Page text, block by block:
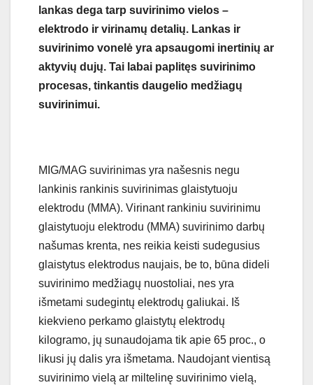
lankas dega tarp suvirinimo vielos –
elektrodo ir virinamų detalių. Lankas ir
suvirinimo vonelė yra apsaugomi inertinių ar
aktyvių dujų. Tai labai paplitęs suvirinimo
procesas, tinkantis daugelio medžiagų
suvirinimui.
MIG/MAG suvirinimas yra našesnis negu
lankinis rankinis suvirinimas glaistytuoju
elektrodu (MMA). Virinant rankiniu suvirinimu
glaistytuoju elektrodu (MMA) suvirinimo darbų
našumas krenta, nes reikia keisti sudegusius
glaistytus elektrodus naujais, be to, būna dideli
suvirinimo medžiagų nuostoliai, nes yra
išmetami sudegintų elektrodų galiukai. Iš
kiekvieno perkamo glaistytų elektrodų
kilogramo, jų sunaudojama tik apie 65 proc., o
likusi jų dalis yra išmetama. Naudojant vientisą
suvirinimo vielą ar miltelinę suvirinimo vielą,